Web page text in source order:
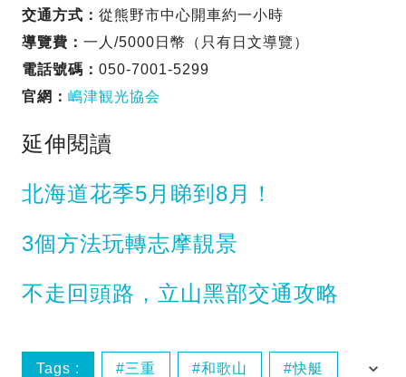
交通方式： 從熊野市中心開車約一小時
導覽費： 一人/5000日幣（只有日文導覽）
電話號碼： 050-7001-5299
官網： 嶋津観光協会
延伸閱讀
北海道花季5月睇到8月！
3個方法玩轉志摩靚景
不走回頭路，立山黑部交通攻略
Tags : 三重 和歌山 快艇